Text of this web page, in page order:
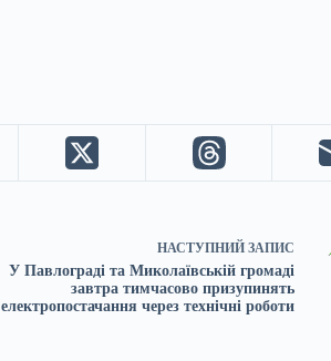
НАСТУПНИЙ ЗАПИС
У Павлограді та Миколаївській громаді
завтра тимчасово призупинять
електропостачання через технічні роботи